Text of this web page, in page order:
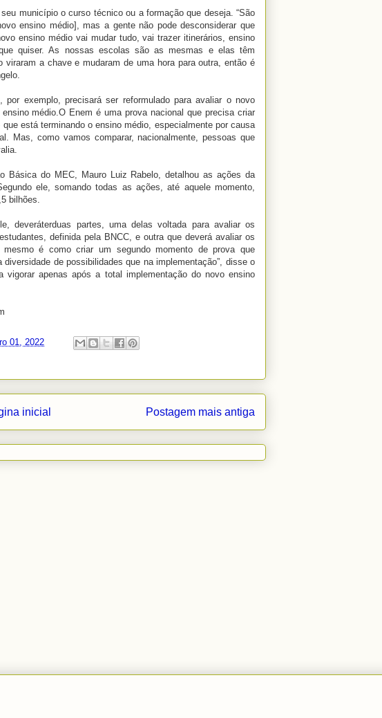
município o curso técnico ou a formação que deseja. “São
ensino médio], mas a gente não pode desconsiderar que
ensino médio vai mudar tudo, vai trazer itinerários, ensino
quiser. As nossas escolas são as mesmas e elas têm
a chave e mudaram de uma hora para outra, então é
exemplo, precisará ser reformulado para avaliar o novo
médio.O Enem é uma prova nacional que precisa criar
está terminando o ensino médio, especialmente por causa
Mas, como vamos comparar, nacionalmente, pessoas que
Básica do MEC, Mauro Luiz Rabelo, detalhou as ações da
ele, somando todas as ações, até aquele momento,
bilhões.
deveráterduas partes, uma delas voltada para avaliar os
definida pela BNCC, e outra que deverá avaliar os
mesmo é como criar um segundo momento de prova que
de possibilidades que na implementação”, disse o
apenas após a total implementação do novo ensino
01, 2022
Postagem mais antiga
inicial